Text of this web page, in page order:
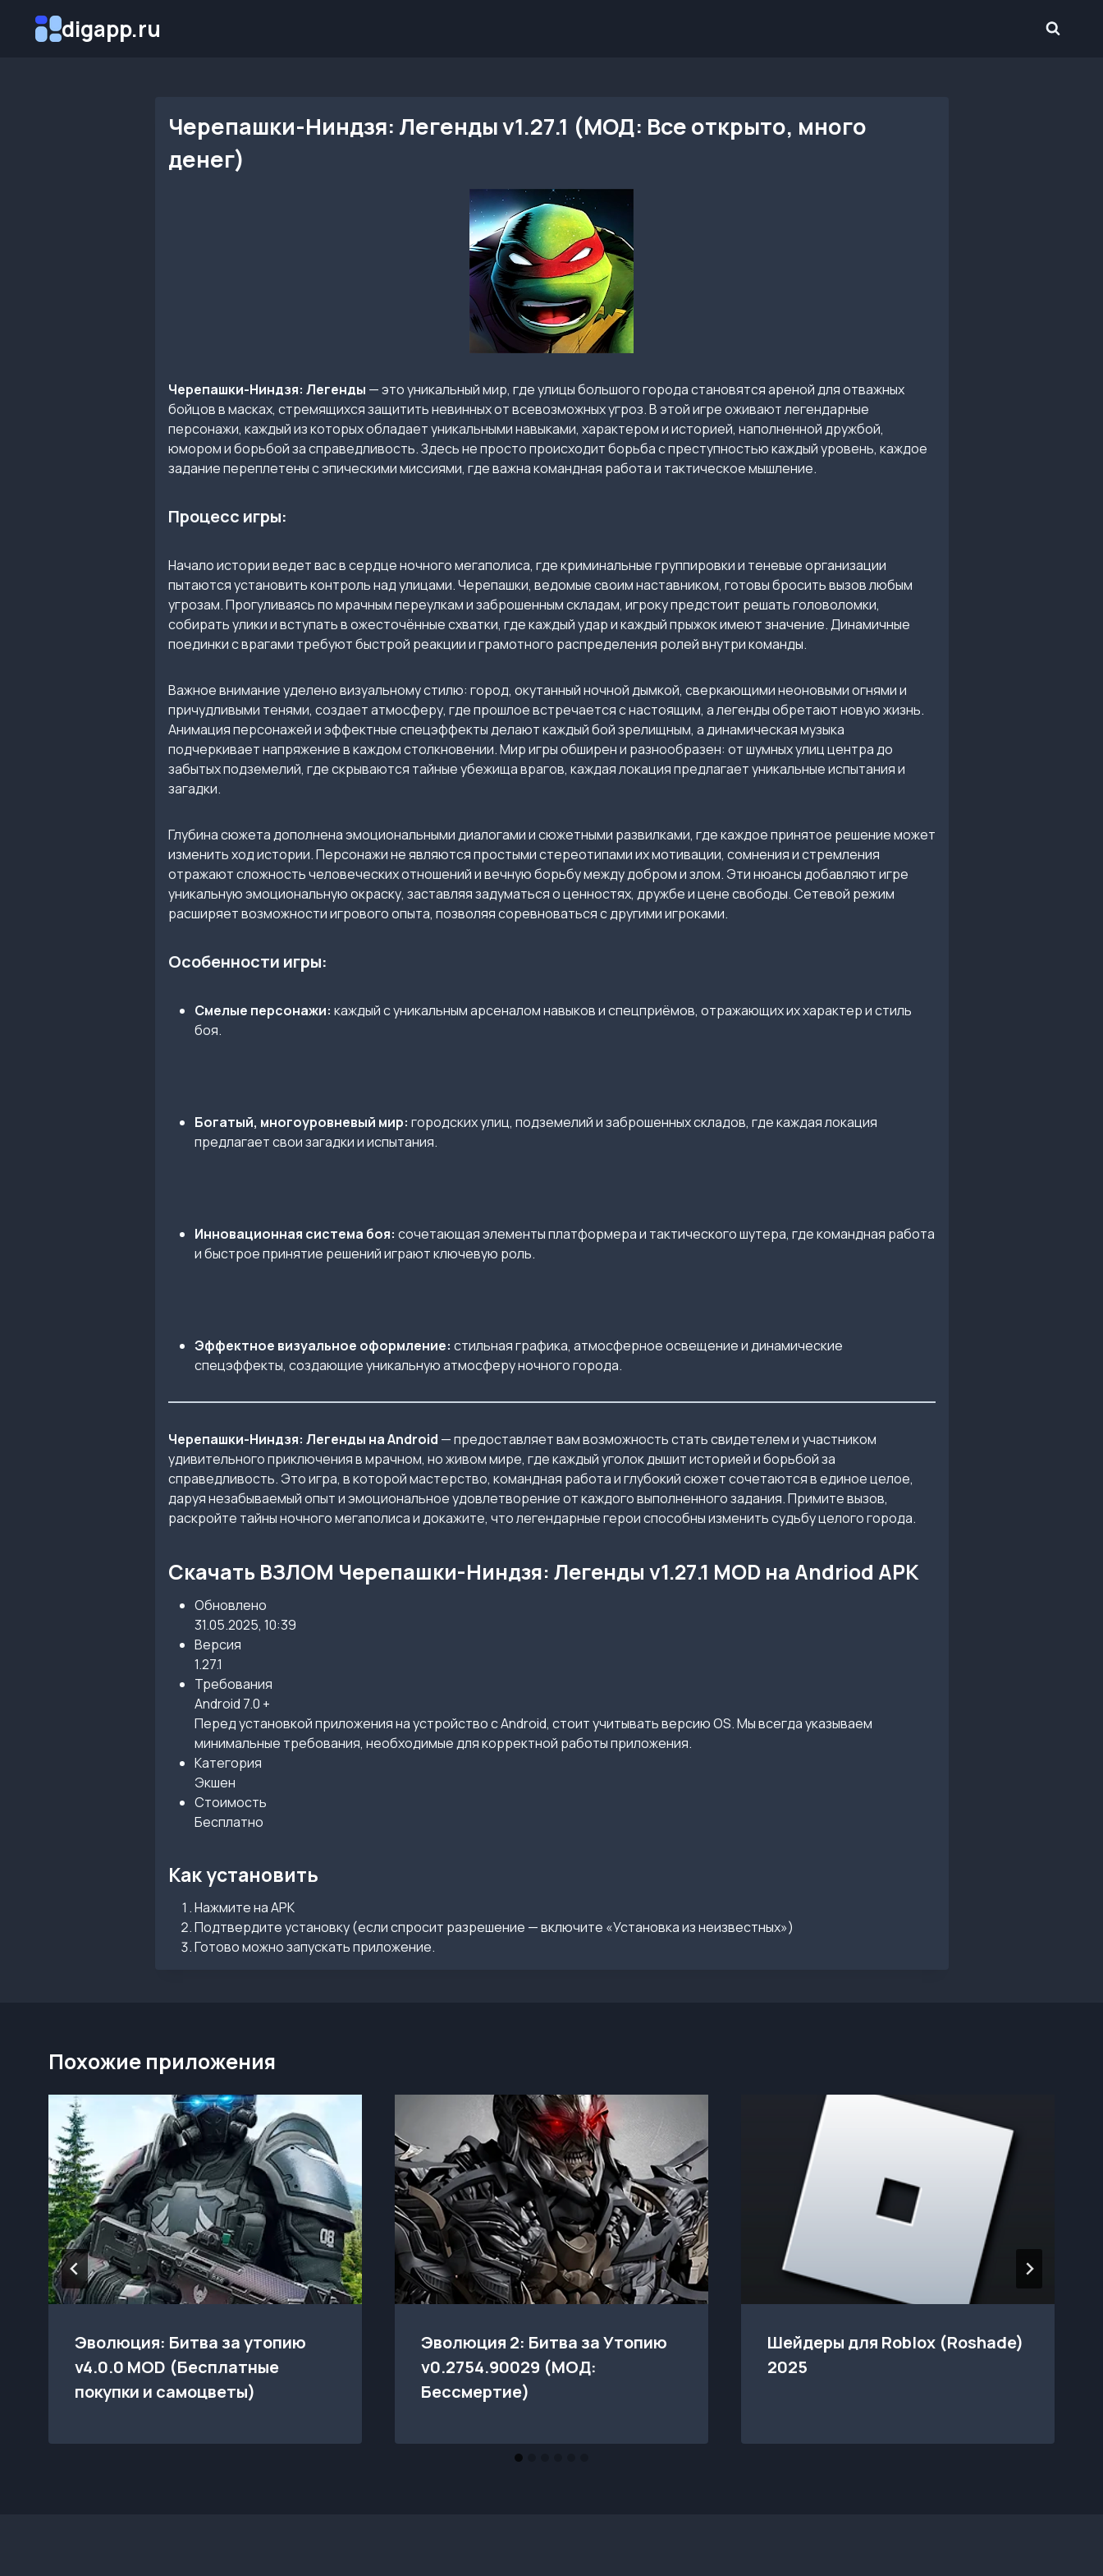
digapp.ru
Черепашки-Ниндзя: Легенды v1.27.1 (МОД: Все открыто, много
денег)
Черепашки-Ниндзя: Легенды — это уникальный мир, где улицы большого города становятся ареной для отважных
бойцов в масках, стремящихся защитить невинных от всевозможных угроз. В этой игре оживают легендарные
персонажи, каждый из которых обладает уникальными навыками, характером и историей, наполненной дружбой,
юмором и борьбой за справедливость. Здесь не просто происходит борьба с преступностью каждый уровень, каждое
задание переплетены с эпическими миссиями, где важна командная работа и тактическое мышление.
Процесс игры:
Начало истории ведет вас в сердце ночного мегаполиса, где криминальные группировки и теневые организации
пытаются установить контроль над улицами. Черепашки, ведомые своим наставником, готовы бросить вызов любым
угрозам. Прогуливаясь по мрачным переулкам и заброшенным складам, игроку предстоит решать головоломки,
собирать улики и вступать в ожесточённые схватки, где каждый удар и каждый прыжок имеют значение. Динамичные
поединки с врагами требуют быстрой реакции и грамотного распределения ролей внутри команды.
Важное внимание уделено визуальному стилю: город, окутанный ночной дымкой, сверкающими неоновыми огнями и
причудливыми тенями, создает атмосферу, где прошлое встречается с настоящим, а легенды обретают новую жизнь.
Анимация персонажей и эффектные спецэффекты делают каждый бой зрелищным, а динамическая музыка
подчеркивает напряжение в каждом столкновении. Мир игры обширен и разнообразен: от шумных улиц центра до
забытых подземелий, где скрываются тайные убежища врагов, каждая локация предлагает уникальные испытания и
загадки.
Глубина сюжета дополнена эмоциональными диалогами и сюжетными развилками, где каждое принятое решение может
изменить ход истории. Персонажи не являются простыми стереотипами их мотивации, сомнения и стремления
отражают сложность человеческих отношений и вечную борьбу между добром и злом. Эти нюансы добавляют игре
уникальную эмоциональную окраску, заставляя задуматься о ценностях, дружбе и цене свободы. Сетевой режим
расширяет возможности игрового опыта, позволяя соревноваться с другими игроками.
Особенности игры:
Смелые персонажи: каждый с уникальным арсеналом навыков и спецприёмов, отражающих их характер и стиль
боя.
Богатый, многоуровневый мир: городских улиц, подземелий и заброшенных складов, где каждая локация
предлагает свои загадки и испытания.
Инновационная система боя: сочетающая элементы платформера и тактического шутера, где командная работа
и быстрое принятие решений играют ключевую роль.
Эффектное визуальное оформление: стильная графика, атмосферное освещение и динамические
спецэффекты, создающие уникальную атмосферу ночного города.
Черепашки-Ниндзя: Легенды на Android — предоставляет вам возможность стать свидетелем и участником
удивительного приключения в мрачном, но живом мире, где каждый уголок дышит историей и борьбой за
справедливость. Это игра, в которой мастерство, командная работа и глубокий сюжет сочетаются в единое целое,
даруя незабываемый опыт и эмоциональное удовлетворение от каждого выполненного задания. Примите вызов,
раскройте тайны ночного мегаполиса и докажите, что легендарные герои способны изменить судьбу целого города.
Скачать ВЗЛОМ Черепашки-Ниндзя: Легенды v1.27.1 MOD на Andriod APK
Обновлено
31.05.2025, 10:39
Версия
1.27.1
Требования
Android 7.0 +
Перед установкой приложения на устройство с Android, стоит учитывать версию OS. Мы всегда указываем
минимальные требования, необходимые для корректной работы приложения.
Категория
Экшен
Стоимость
Бесплатно
Как установить
Нажмите на APK
Подтвердите установку (если спросит разрешение — включите «Установка из неизвестных»)
Готово можно запускать приложение.
Похожие приложения
Эволюция: Битва за утопию
v4.0.0 MOD (Бесплатные
покупки и самоцветы)
Эволюция 2: Битва за Утопию
v0.2754.90029 (МОД:
Бессмертие)
Шейдеры для Roblox (Roshade)
2025